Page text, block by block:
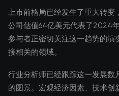
上市前格局已经发生了重大转
公司估值64亿美元代表了2024
参与者正密切关注这一趋势的演
接相关的领域。
行业分析师已经跟踪这一发展数
的图景。宏观经济因素、技术创